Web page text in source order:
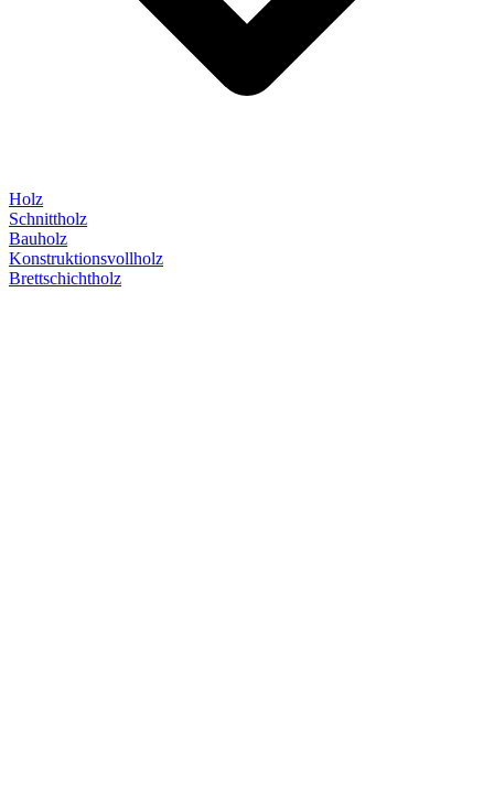
Holz
Schnittholz
Bauholz
Konstruktionsvollholz
Brettschichtholz